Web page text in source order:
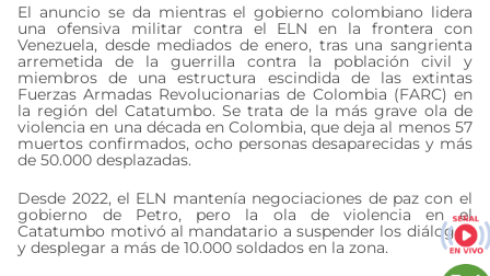
El anuncio se da mientras el gobierno colombiano lidera
una ofensiva militar contra el ELN en la frontera con
Venezuela, desde mediados de enero, tras una sangrienta
arremetida de la guerrilla contra la población civil y
miembros de una estructura escindida de las extintas
Fuerzas Armadas Revolucionarias de Colombia (FARC) en
la región del Catatumbo. Se trata de la más grave ola de
violencia en una década en Colombia, que deja al menos 57
muertos confirmados, ocho personas desaparecidas y más
de 50.000 desplazadas.
Desde 2022, el ELN mantenía negociaciones de paz con el
gobierno de Petro, pero la ola de violencia en el
Catatumbo motivó al mandatario a suspender los diálogos
y desplegar a más de 10.000 soldados en la zona.